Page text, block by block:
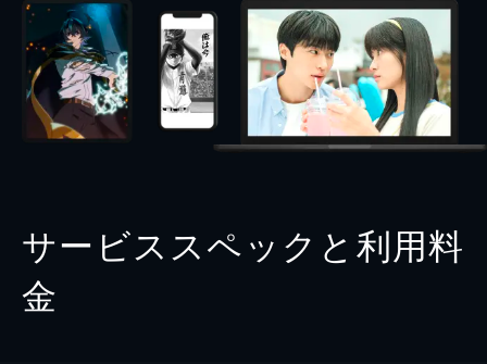
サービススペックと利用料
金